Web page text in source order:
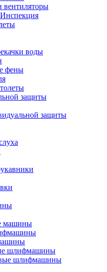
вентиляторы
воды
фены
защиты
защиты
машины
шлифмашины
шлифмашины